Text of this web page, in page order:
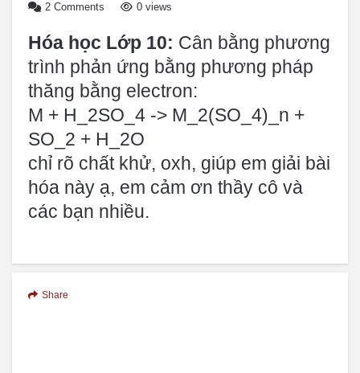
2 Comments
0 views
Hóa học Lớp 10: Cân bằng phương
trình phản ứng bằng phương pháp
thăng bằng electron:
M + H_2SO_4 -> M_2(SO_4)_n +
SO_2 + H_2O
chỉ rõ chất khử, oxh, giúp em giải bài
hóa này ạ, em cảm ơn thầy cô và
các bạn nhiều.
Share